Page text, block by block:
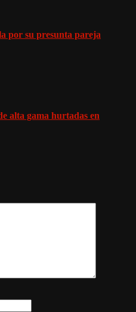
por su presunta pareja
alta gama hurtadas en